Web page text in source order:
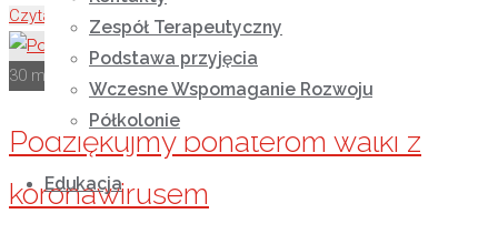
Zespół Terapeutyczny
Podstawa przyjęcia
Wczesne Wspomaganie Rozwoju
Półkolonie
Edukacja
Czytaj więcej "Lato już za zakrętem…"
30 maja 2020 1 listopada 2020
Podziękujmy bohaterom walki z
koronawirusem